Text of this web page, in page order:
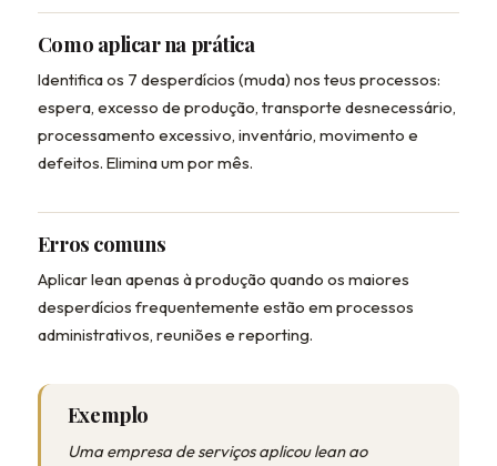
Como aplicar na prática
Identifica os 7 desperdícios (muda) nos teus processos:
espera, excesso de produção, transporte desnecessário,
processamento excessivo, inventário, movimento e
defeitos. Elimina um por mês.
Erros comuns
Aplicar lean apenas à produção quando os maiores
desperdícios frequentemente estão em processos
administrativos, reuniões e reporting.
Exemplo
Uma empresa de serviços aplicou lean ao